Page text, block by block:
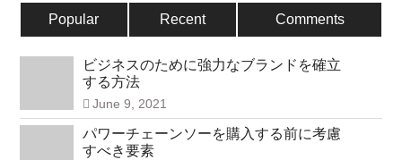
Popular Recent Comments
ビジネスのために強力なブランドを確立
する方法
June 9, 2021
パワーチェーンソーを購入する前に考慮
すべき要素